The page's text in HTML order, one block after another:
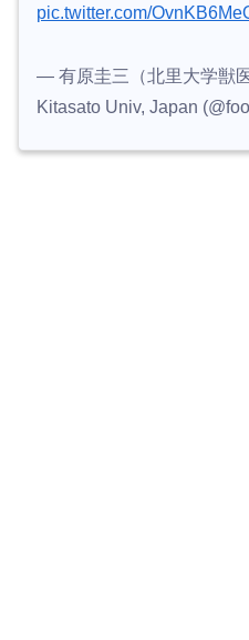
pic.twitter.com/
— 有原圭三（北里大学獣
Kitasato Univ, Japan